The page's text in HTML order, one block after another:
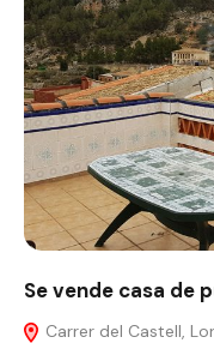
Se vende casa de
Carrer del Castell,